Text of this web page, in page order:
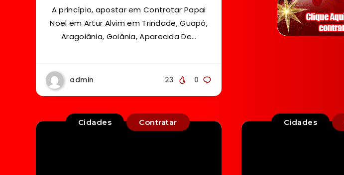
A princípio, apostar em Contratar Papai
Noel em Artur Alvim em Trindade, Guapó,
Aragoiânia, Goiânia, Aparecida De…
admin 0
23
Cidades Contratar Cidades